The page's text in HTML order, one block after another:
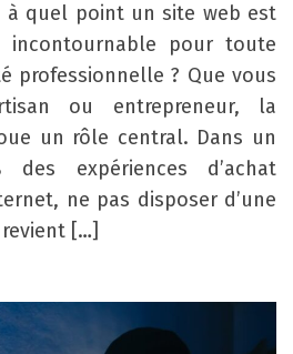
à quel point un site web est
incontournable pour toute
professionnelle ? Que vous
ou entrepreneur, la
un rôle central. Dans un
expériences d’achat
ne pas disposer d’une
[…]